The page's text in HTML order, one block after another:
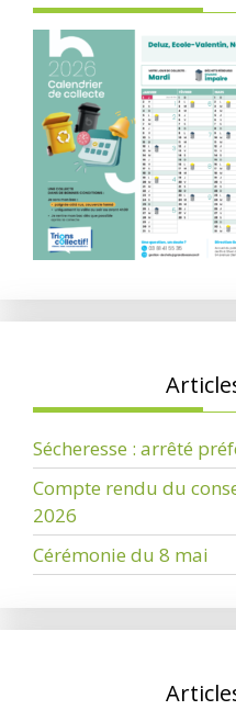
Sécheresse : arrêté
Compte rendu du
2026
Cérémonie du 8 mai